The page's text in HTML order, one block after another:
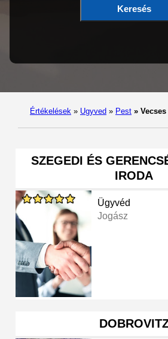
Keresés
Értékelések » Ugyved » Pest » Vecses
SZEGEDI ÉS
IRODA
Ügyvéd
Jogász